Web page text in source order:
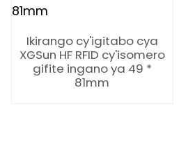
Ikirango cy'igitabo cya
XGSun HF RFID cy'isomero
gifite ingano ya 49 *
81mm